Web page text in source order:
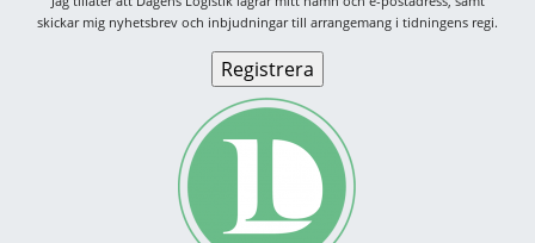
skickar mig nyhetsbrev och inbjudningar till arrangemang i tidningens regi.